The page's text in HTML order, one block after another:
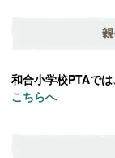
和合小学校PTAで
こちらへ